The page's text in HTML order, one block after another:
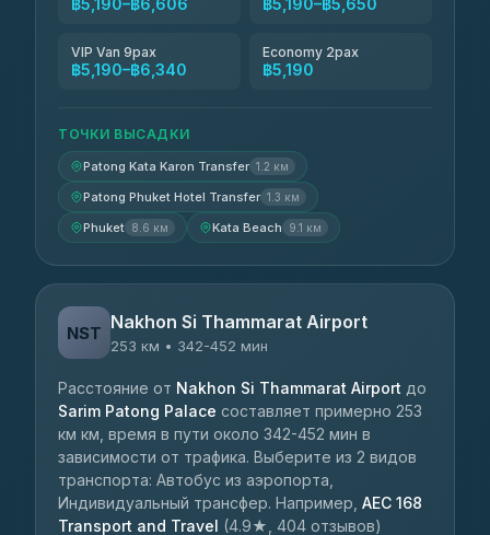
฿5,190–฿6,606 ฿5,190–฿5,650
VIP Van 9pax
฿5,190–฿6,340
Economy 2pax
฿5,190
ТОЧКИ ВЫСАДКИ
Patong Kata Karon Transfer 1.2 км
Patong Phuket Hotel Transfer 1.3 км
Phuket 8.6 км Kata Beach 9.1 км
NST Nakhon Si Thammarat Airport
253 км • 342-452 мин
Расстояние от Nakhon Si Thammarat Airport до
Sarim Patong Palace составляет примерно 253
км км, время в пути около 342-452 мин в
зависимости от трафика. Выберите из 2 видов
транспорта: Автобус из аэропорта,
Индивидуальный трансфер. Например, AEC 168
Transport and Travel (4.9★, 404 отзывов)